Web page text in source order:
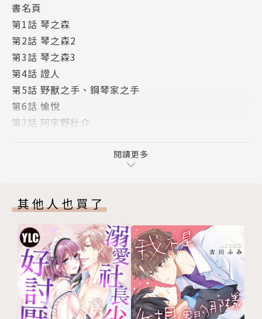
書名頁
第1話 琴之森
第2話 琴之森2
第3話 琴之森3
第4話 證人
第5話 野獸之手、鋼琴家之手
第6話 愉悅
第7話 阿字野壯介
閱讀更多
其他人也買了